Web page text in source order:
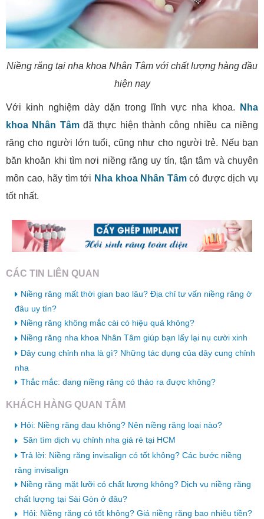
Niềng răng tại nha khoa Nhân Tâm với chất lượng hàng đầu
hiện nay
Với kinh nghiệm dày dặn trong lĩnh vực nha khoa.
Nha
khoa Nhân Tâmđã thực hiện thành công nhiều ca niềng
răng cho người lớn tuổi, cũng như cho người trẻ. Nếu bạn
băn khoăn khi tìm nơi niềng răng uy tín, tận tâm và chuyên
môn cao, hãy tìm tới Nha khoa Nhân Tâmcó được dịch vụ
tốt nhất.
CÁC TIN LIÊN QUAN
Niềng răng mất thời gian bao lâu? Địa chỉ tư vấn niềng răng ở
đâu uy tín?
Niềng răng không mắc cài có hiệu quả không?
Niềng răng nha khoa Nhân Tâm giúp bạn lấy lại nụ cười xinh
Dây cung chỉnh nha là gì? Những tác dụng của dây cung chỉnh
nha
Thắc mắc: đang niềng răng có tháo ra được không?
KHÁCH HÀNG QUAN TÂM
Hỏi: Niềng răng đau không? Nên niềng răng loại nào?
Săn tìm dịch vụ chỉnh nha giá rẻ tại HCM
Trả lời: Niềng răng invisalign có tốt không? Các bước niềng
răng invisalign
Niềng răng mặt lưỡi có chất lượng không? Dịch vụ niềng răng
chất lượng tại Sài Gòn ở đâu?
Hỏi: Niềng răng có tốt không? Giá niềng răng bao nhiêu tiền?